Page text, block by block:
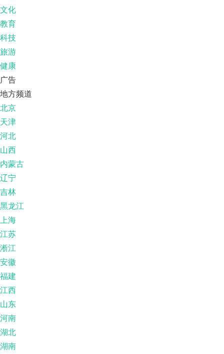
文化
教育
科技
旅游
健康
广告
地方频道
北京
天津
河北
山西
内蒙古
辽宁
吉林
黑龙江
上海
江苏
淅江
安徽
福建
江西
山东
河南
湖北
湖南